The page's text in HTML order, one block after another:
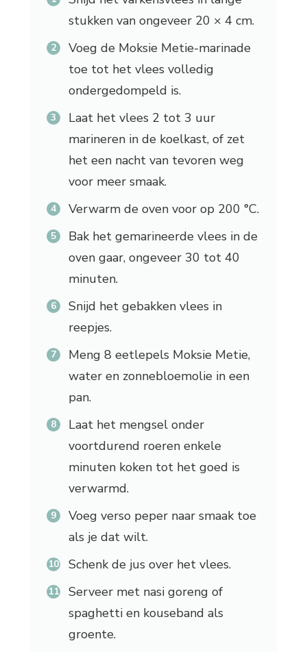
stukken van ongeveer 20 × 4 cm.
Voeg de Moksie Metie-marinade
toe tot het vlees volledig
ondergedompeld is.
Laat het vlees 2 tot 3 uur
marineren in de koelkast, of zet
het een nacht van tevoren weg
voor meer smaak.
Verwarm de oven voor op 200 °C.
Bak het gemarineerde vlees in de
oven gaar, ongeveer 30 tot 40
minuten.
Snijd het gebakken vlees in
reepjes.
Meng 8 eetlepels Moksie Metie,
water en zonnebloemolie in een
pan.
Laat het mengsel onder
voortdurend roeren enkele
minuten koken tot het goed is
verwarmd.
Voeg verso peper naar smaak toe
als je dat wilt.
Schenk de jus over het vlees.
Serveer met nasi goreng of
spaghetti en kouseband als
groente.